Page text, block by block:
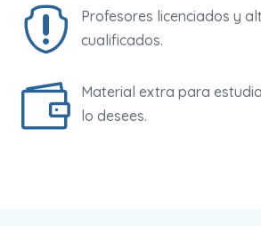

Profesores licenciados y
cualificados.

Material extra para
lo desees.